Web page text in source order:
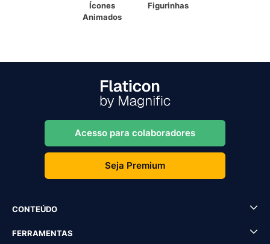
Ícones
Animados
Figurinhas
Acesso para colaboradores
Seja Premium
CONTEÚDO
FERRAMENTAS